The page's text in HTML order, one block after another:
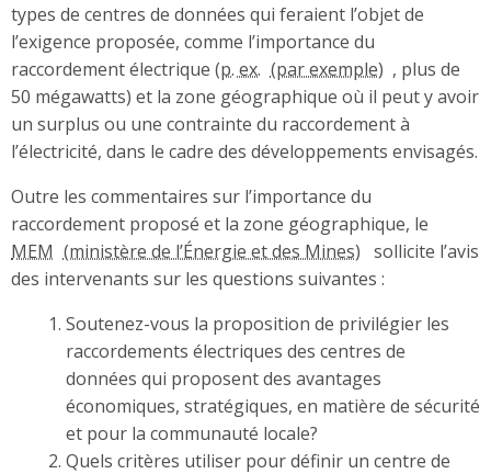
types de centres de données qui feraient l’objet de
l’exigence proposée, comme l’importance du
raccordement électrique (p. ex.
, plus de
50 mégawatts) et la zone géographique où il peut y avoir
un surplus ou une contrainte du raccordement à
l’électricité, dans le cadre des développements envisagés.
Outre les commentaires sur l’importance du
raccordement proposé et la zone géographique, le
MEM
sollicite l’avis
des intervenants sur les questions suivantes :
Soutenez-vous la proposition de privilégier les
raccordements électriques des centres de
données qui proposent des avantages
économiques, stratégiques, en matière de sécurité
et pour la communauté locale?
Quels critères utiliser pour définir un centre de